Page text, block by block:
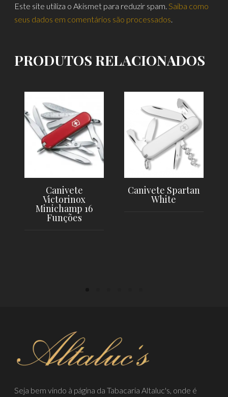
Este site utiliza o Akismet para reduzir spam. Saiba como
seus dados em comentários são processados
PRODUTOS RELACIONADOS
Canivete
Victorinox
Minichamp 16
Funções
Canivete Spartan
White
Seja bem vindo à página da Tabacaria Altaluc's, onde é